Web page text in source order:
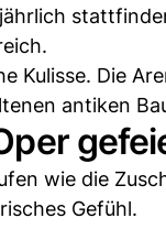
Kulisse. Die
antiken
wie die
Gefühl.